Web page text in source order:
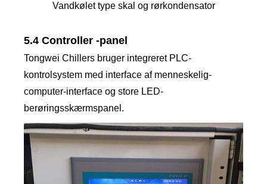
Vandkølet type skal og rørkondensator
5.4 Controller -panel
Tongwei Chillers bruger integreret PLC-
kontrolsystem med interface af menneskelig-
computer-interface og store LED-
berøringsskærmspanel.